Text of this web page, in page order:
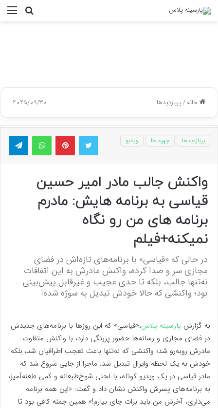
جستجو
خانه/پربازدیدها 2025/09/30
توییتر پینتریستواتس آپ
پربازدیدها چهره ها ویدیو
واکنش جالب مادر امیر حسین
قیاسی به برنامه هایش: مادرم
برنامه های من رو نگاه
نمیکنه+فیلم
در حالی که «قیاسی» با برنامه‌های تازه‌اش در فضای
مجازی سر و صدا کرده، واکنش مادرش به این اتفاقات
نه‌تنها جالب، بلکه تا حدی عجیب و غیرقابل پیش‌بینی
بود؛ واکنشی که حالا خودش تبدیل به سوژه شده!
به گزارش پارسینه پلاس،«قیاسی» که این روزها با برنامه‌های جدیدش
در فضای مجازی و رسانه‌ها حضور پررنگی دارد، با واکنش متفاوت
مادرش روبه‌رو شد؛ واکنشی که نه‌تنها باعث تعجب اطرافیان شد، بلکه
خودش به یک لحظه وایرال تبدیل شد. ماجرا از جایی شروع شد که
مادر قیاسی در یک ویدیو کوتاه، با لحنی شوخ‌طبعانه و کمی طعنه‌آمیز،
به برنامه‌های پسرش واکنش نشان داد و گفت: «این همه برنامه
می‌ذاری، آخرش من باید برات چای بیارم!» همین جمله کافی بود تا